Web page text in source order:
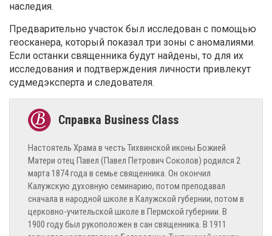
наследия.
Предварительно участок был исследован с помощью
геосканера, который показал три зоны с аномалиями.
Если останки священника будут найдены, то для их
исследования и подтверждения личности привлекут
судмедэксперта и следователя.
Настоятель Храма в честь Тихвинской иконы Божией
Матери отец Павел (Павел Петрович Соколов) родился 2
марта 1874 года в семье священника. Он окончил
Калужскую духовную семинарию, потом преподавал
сначала в народной школе в Калужской губернии, потом в
церковно-учительской школе в Пермской губернии. В
1900 году был рукоположен в сан священника. В 1911